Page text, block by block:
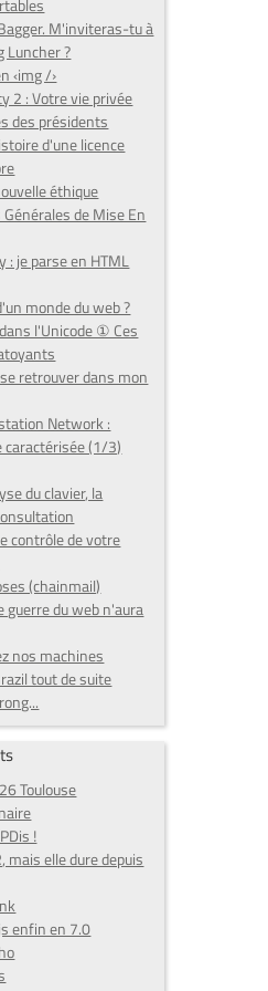
M'inviteras-tu à
Luncher ?
‹img /›
2 : Votre vie privée
des présidents
d'une licence
éthique
de Mise En
: je parse en HTML
monde du web ?
l'Unicode ① Ces
retrouver dans mon
Network :
caractérisée (1/3)
du clavier, la
contrôle de votre
(chainmail)
guerre du web n'aura
nos machines
tout de suite
Toulouse
!
mais elle dure depuis
enfin en 7.0